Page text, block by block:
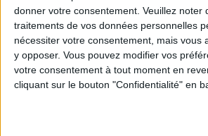
donner votre consentement. Veuillez noter
traitements de vos données personnelles
nécessiter votre consentement, mais vous
y opposer. Vous pouvez modifier vos
votre consentement à tout moment en
cliquant sur le bouton "Confidentialité" en